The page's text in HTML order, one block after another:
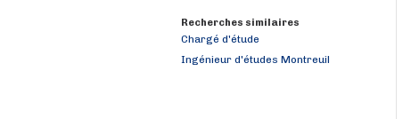
Recherches similaires
Chargé d'étude
Ingénieur d'études Montreuil